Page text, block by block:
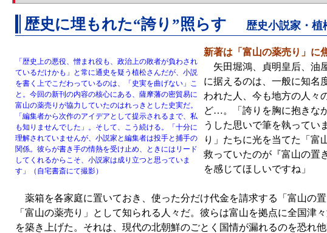
歴史に埋もれた“誇り”照らす 歴史小説家・植
「歴史上の悪役、憎まれ役も、政治上の敗者が負わされ
ているだけかも」と常に通史を疑う植松さんだが、小説
を書く上でこだわっているのは、「史実を曲げない」こ
と。今回の新刊の内容の核心にある、薩摩藩の密貿易に
富山の薬売りが協力していたのはれっきとした史実だ。
「編集者から次作のアイデアとして提示されるまで、私
も知りませんでした」。そして、こう続ける。「十分に
理解されていませんが、小説家と編集者は投手と捕手の
関係。彼らが書き手の情熱を受け止め、ときにはリード
してくれるからこそ、小説家は成り立つと思っていま
す」（自宅書斎にて撮影）
新著は「富山の薬売り」に
矢田堀鴻、貞明皇后、油
に据えるのは、一般に知名
われた人、今も地方の人々
ど…。「誇りを胸に抱きな
うした思いで筆を執ってい
り」たちに光を当てた「富
救っていたのが『富山の置
を感じてほしいですね」
薬箱を各家庭に置いておき、使った分だけ代金を請求する「富山の
「富山の薬売り」として知られる人々だ。彼らは富山を拠点に全国
を築き上げた。それは、現代の北朝鮮のごとく国情が漏れるのを恐れ